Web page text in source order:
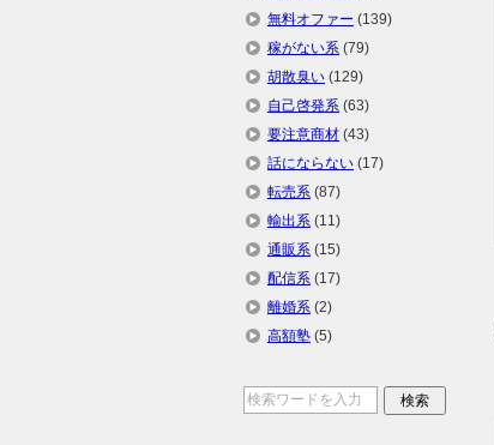
無料オファー (139)
稼がない系 (79)
胡散臭い (129)
自己啓発系 (63)
要注意商材 (43)
話にならない (17)
転売系 (87)
輸出系 (11)
通販系 (15)
配信系 (17)
離婚系 (2)
高額塾 (5)